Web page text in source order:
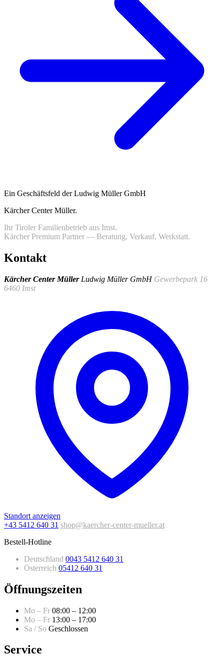
Ein Geschäftsfeld der Ludwig Müller GmbH
Kärcher Center Müller.
Ihr Tiroler Familienbetrieb aus Imst.
Kärcher Premium Partner — Beratung, Verkauf, Werkstatt.
Kontakt
Kärcher Center Müller Ludwig Müller GmbH Gewerbepark 16
6460 Imst
Standort anzeigen
+43 5412 640 31 shop@kaercher-center-mueller.at
Bestell-Hotline
Deutschland 0043 5412 640 31
Österreich 05412 640 31
Öffnungszeiten
Mo – Fr 08:00 – 12:00
Mo – Fr 13:00 – 17:00
Sa / So Geschlossen
Service